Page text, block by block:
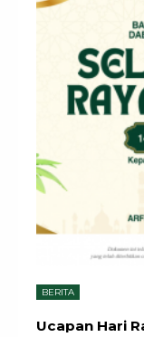
BERITA
Ucapan Hari